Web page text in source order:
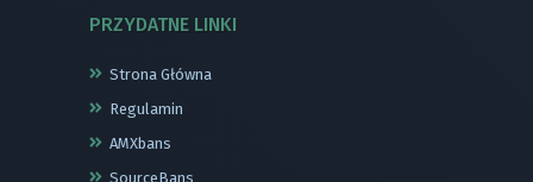
PRZYDATNE LINKI
Strona Główna
Regulamin
AMXbans
SourceBans